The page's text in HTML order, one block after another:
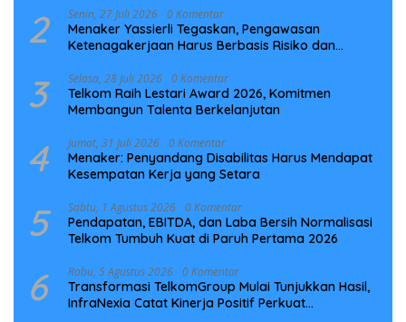
2 Senin, 27 Juli 2026 0 Komentar
Menaker Yassierli Tegaskan, Pengawasan
Ketenagakerjaan Harus Berbasis Risiko dan
3 Selasa, 28 Juli 2026 0 Komentar
Telkom Raih Lestari Award 2026, Komitmen
Membangun Talenta Berkelanjutan
4 Jumat, 31 Juli 2026 0 Komentar
Menaker: Penyandang Disabilitas Harus Mendapat
Kesempatan Kerja yang Setara
5 Sabtu, 1 Agustus 2026 0 Komentar
Pendapatan, EBITDA, dan Laba Bersih Normalisasi
Telkom Tumbuh Kuat di Paruh Pertama 2026
6 Rabu, 5 Agustus 2026 0 Komentar
Transformasi TelkomGroup Mulai Tunjukkan Hasil,
InfraNexia Catat Kinerja Positif Perkuat